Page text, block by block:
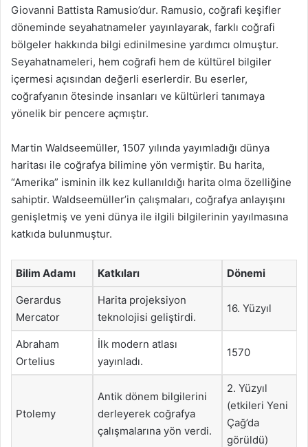
Giovanni Battista Ramusio’dur. Ramusio, coğrafi keşifler
döneminde seyahatnameler yayınlayarak, farklı coğrafi
bölgeler hakkında bilgi edinilmesine yardımcı olmuştur.
Seyahatnameleri, hem coğrafi hem de kültürel bilgiler
içermesi açısından değerli eserlerdir. Bu eserler,
coğrafyanın ötesinde insanları ve kültürleri tanımaya
yönelik bir pencere açmıştır.
Martin Waldseemüller, 1507 yılında yayımladığı dünya
haritası ile coğrafya bilimine yön vermiştir. Bu harita,
“Amerika” isminin ilk kez kullanıldığı harita olma özelliğine
sahiptir. Waldseemüller’in çalışmaları, coğrafya anlayışını
genişletmiş ve yeni dünya ile ilgili bilgilerinin yayılmasına
katkıda bulunmuştur.
Bilim Adamı Katkıları Dönemi
Gerardus
Mercator
Harita projeksiyon
teknolojisi geliştirdi.
16. Yüzyıl
Abraham
Ortelius
İlk modern atlası
yayınladı.
1570
Ptolemy
Antik dönem bilgilerini
derleyerek coğrafya
çalışmalarına yön verdi.
2. Yüzyıl
(etkileri Yeni
Çağ’da
görüldü)